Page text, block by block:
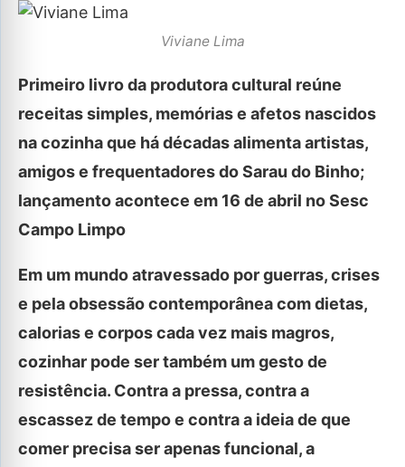
Viviane Lima
Primeiro livro da produtora cultural reúne
receitas simples, memórias e afetos nascidos
na cozinha que há décadas alimenta artistas,
amigos e frequentadores do Sarau do Binho;
lançamento acontece em 16 de abril no Sesc
Campo Limpo
Em um mundo atravessado por guerras, crises
e pela obsessão contemporânea com dietas,
calorias e corpos cada vez mais magros,
cozinhar pode ser também um gesto de
resistência. Contra a pressa, contra a
escassez de tempo e contra a ideia de que
comer precisa ser apenas funcional, a